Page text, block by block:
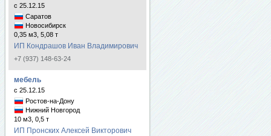
с 25.12.15
Саратов
Новосибирск
0,35 м3, 5,08 т
ИП Кондрашов Иван Владимирович
+7 (937) 148-63-24
мебель
с 25.12.15
Ростов-на-Дону
Нижний Новгород
10 м3, 0,5 т
ИП Пронских Алексей Викторович